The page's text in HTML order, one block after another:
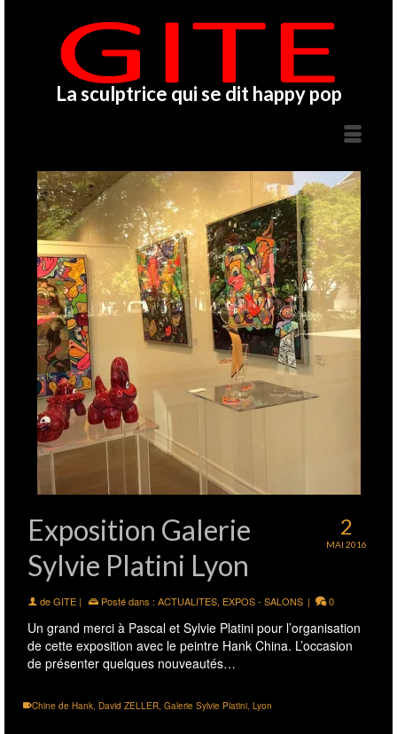
La sculptrice qui se dit happy pop
2
MAI 2016
Exposition Galerie
Sylvie Platini Lyon
deGITE | Posté dans : ACTUALITES, EXPOS - SALONS | 0
Un grand merci à Pascal et Sylvie Platini pour l’organisation
de cette exposition avec le peintre Hank China. L’occasion
de présenter quelques nouveautés…
Chine de Hank, David ZELLER, Galerie Sylvie Platini, Lyon